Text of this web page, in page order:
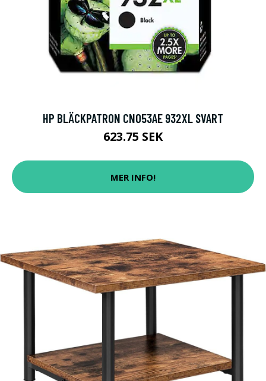
HP BLÄCKPATRON CN053AE 932XL SVART
623.75 SEK
MER INFO!